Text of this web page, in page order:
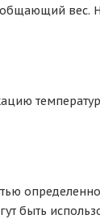
вес.
быть